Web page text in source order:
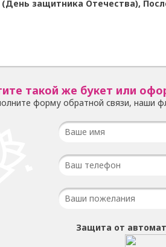
защитника Отечества),
такой же букет или
форму обратной связи, наши
Защита от